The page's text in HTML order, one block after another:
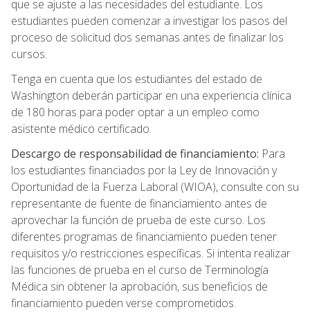
que se ajuste a las necesidades del estudiante. Los
estudiantes pueden comenzar a investigar los pasos del
proceso de solicitud dos semanas antes de finalizar los
cursos.
Tenga en cuenta que los estudiantes del estado de
Washington deberán participar en una experiencia clínica
de 180 horas para poder optar a un empleo como
asistente médico certificado.
Descargo de responsabilidad de financiamiento: Para
los estudiantes financiados por la Ley de Innovación y
Oportunidad de la Fuerza Laboral (WIOA), consulte con su
representante de fuente de financiamiento antes de
aprovechar la función de prueba de este curso. Los
diferentes programas de financiamiento pueden tener
requisitos y/o restricciones específicas. Si intenta realizar
las funciones de prueba en el curso de Terminología
Médica sin obtener la aprobación, sus beneficios de
financiamiento pueden verse comprometidos.